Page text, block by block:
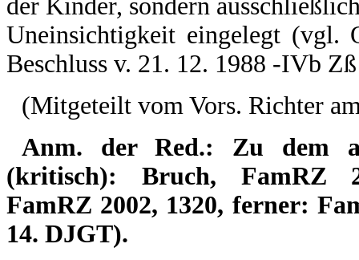
der Kinder, sondern
Uneinsichtigkeit eingelegt (vgl.
Beschluss v. 21. 12. 1988 -IVb
(Mitgeteilt vom Vors. Richter
Anm. der Red.: Zu dem
(kritisch): Bruch, FamRZ
FamRZ 2002, 1320, ferner:
14. DJGT).